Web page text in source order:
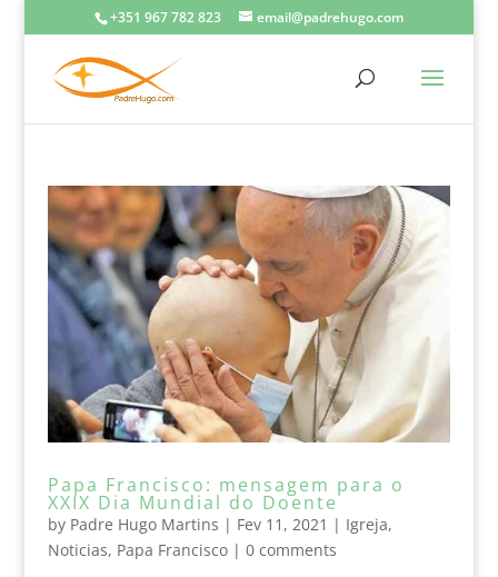
+351 967 782 823 email@padrehugo.com
Papa Francisco: mensagem para o
XXIX Dia Mundial do Doente
by Padre Hugo Martins | Fev 11, 2021 | Igreja,
Noticias, Papa Francisco| 0 comments